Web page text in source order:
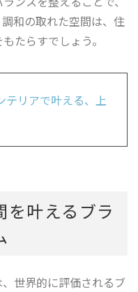
和の取れた空間は、住
たらすでしょう。
テリアで叶える、上
を叶えるブラ
世界的に評価されるブ